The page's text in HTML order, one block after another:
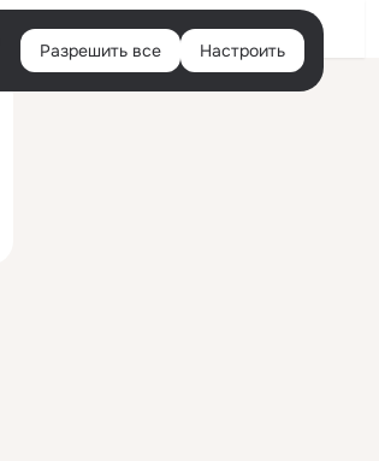
Войти
Разрешить все Настроить